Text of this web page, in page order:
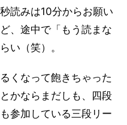
読みは10分からお願い
、途中で「もう読まな
い（笑）。
くなって飽きちゃった
かならまだしも、四段
参加している三段リー